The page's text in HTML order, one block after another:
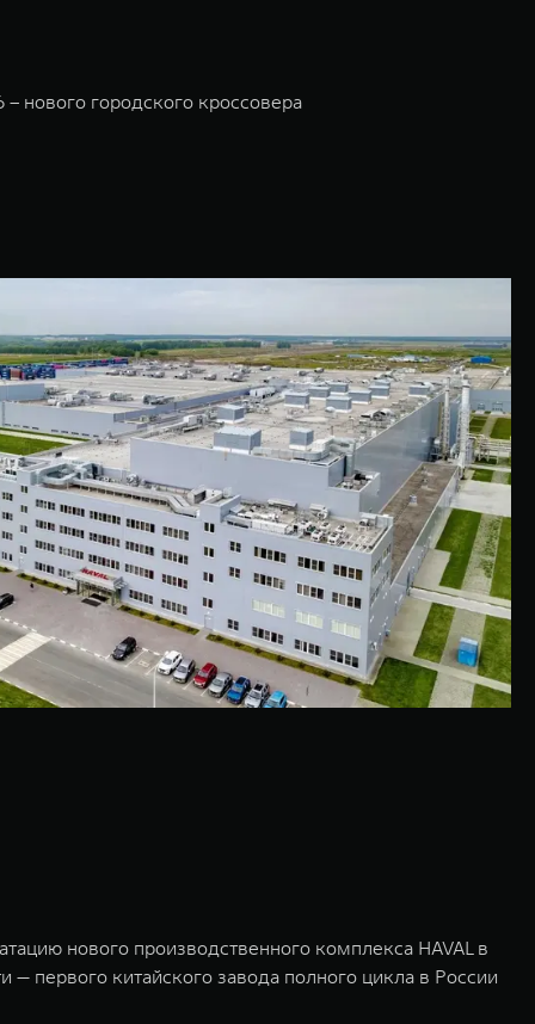
– нового городского кроссовера
нового производственного комплекса HAVAL в
— первого китайского завода полного цикла в России